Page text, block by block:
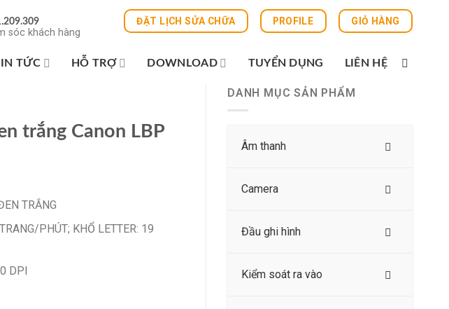
sóc khách hàng
ĐẶT LỊCH SỬA CHỮA PROFILE GIỎ HÀNG
TỨC HỖ TRỢ DOWNLOAD TUYỂN DỤNG LIÊN HỆ
DANH MỤC SẢN PHẨM
Âm thanh
Camera
Đầu ghi hình
Kiểm soát ra vào
trắng Canon LBP
TRẮNG
PHÚT; KHỔ LETTER: 19
DPI